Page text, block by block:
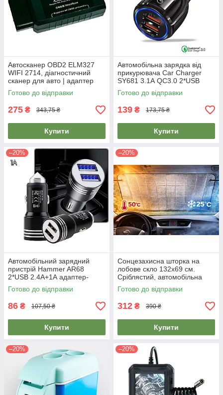
Автосканер OBD2 ELM327
WIFI 2714, діагностичний
сканер для авто | адаптер
для диагностики авто
Готово до відправки
275 ₴ 343,75 ₴
Купити
Автомобільна зарядка від
прикурювача Car Charger
SY681 3.1А QC3.0 2*USB
зарядний пристрій для
телефона
Готово до відправки
139 ₴ 173,75 ₴
Купити
–20%
Автомобільний зарядний
пристрій Hammer AR68
2*USB 2.4А+1А адаптер-
зарядка від прикурювача
Готово до відправки
86 ₴ 107,50 ₴
Купити
–20%
Сонцезахисна шторка на
лобове скло 132х69 см.
Сріблястий, автомобільна
шторка на присосках
Готово до відправки
312 ₴ 390 ₴
Купити
–20% –20%